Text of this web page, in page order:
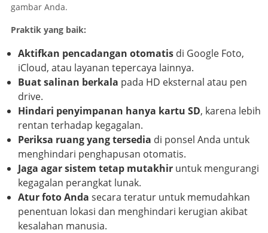
gambar Anda.
Praktik yang baik:
Aktifkan pencadangan otomatis di Google Foto,
iCloud, atau layanan tepercaya lainnya.
Buat salinan berkala pada HD eksternal atau pen
drive.
Hindari penyimpanan hanya kartu SD, karena lebih
rentan terhadap kegagalan.
Periksa ruang yang tersedia di ponsel Anda untuk
menghindari penghapusan otomatis.
Jaga agar sistem tetap mutakhir untuk mengurangi
kegagalan perangkat lunak.
Atur foto Anda secara teratur untuk memudahkan
penentuan lokasi dan menghindari kerugian akibat
kesalahan manusia.